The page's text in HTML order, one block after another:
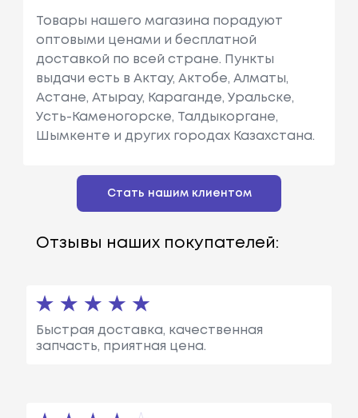
Товары нашего магазина порадуют
оптовыми ценами и бесплатной
доставкой по всей стране. Пункты
выдачи есть в Актау, Актобе, Алматы,
Астане, Атырау, Караганде, Уральске,
Усть-Каменогорске, Талдыкоргане,
Шымкенте и других городах Казахстана.
Стать нашим клиентом
Отзывы наших покупателей:
Быстрая доставка, качественная
запчасть, приятная цена.